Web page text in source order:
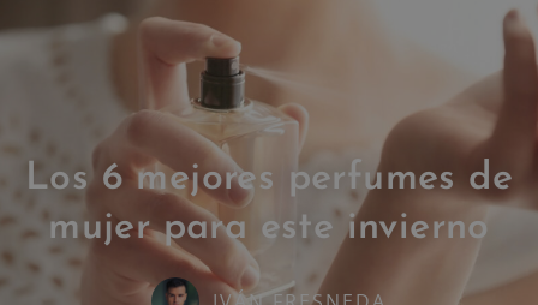
Los 6 mejores perfumes de
mujer para este invierno